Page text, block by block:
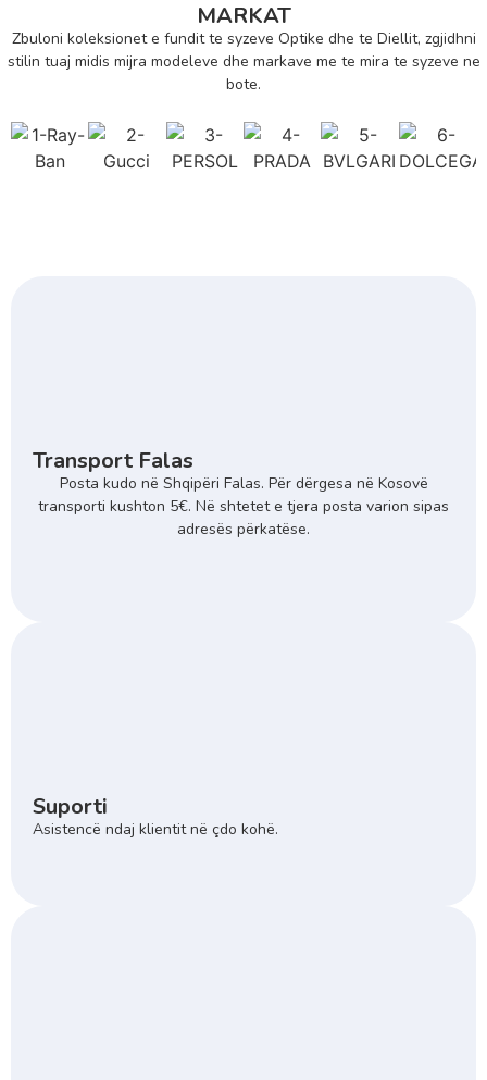
MARKAT
Zbuloni koleksionet e fundit te syzeve Optike dhe te Diellit, zgjidhni
stilin tuaj midis mijra modeleve dhe markave me te mira te syzeve ne
bote.
Transport Falas
Posta kudo në Shqipëri Falas. Për dërgesa në Kosovë
transporti kushton 5€. Në shtetet e tjera posta varion sipas
adresës përkatëse.
Suporti
Asistencë ndaj klientit në çdo kohë.